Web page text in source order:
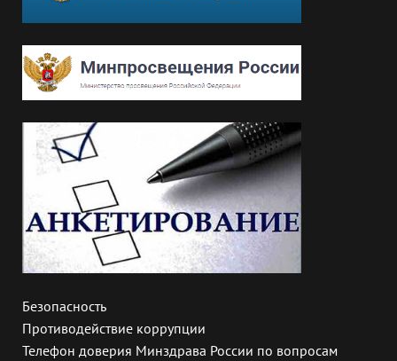
Безопасность
Противодействие коррупции
Телефон доверия Минздрава России по вопросам